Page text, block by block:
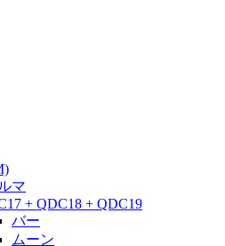
マ
+ QDC18 + QDC19
バー
ムーン